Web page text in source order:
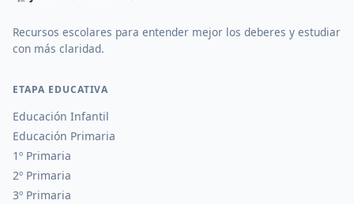
Recursos escolares para entender mejor los deberes y estudiar
con más claridad.
ETAPA EDUCATIVA
Educación Infantil
Educación Primaria
1º Primaria
2º Primaria
3º Primaria